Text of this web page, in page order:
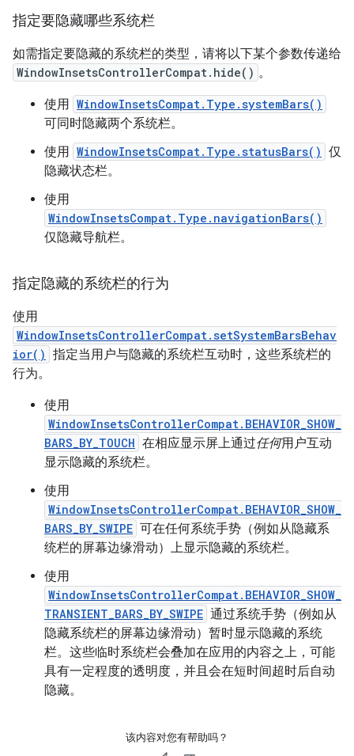
指定要隐藏哪些系统栏
如需指定要隐藏的系统栏的类型，请将以下某个参数传递给
WindowInsetsControllerCompat.hide() 。
使用 WindowInsetsCompat.Type.systemBars()
可同时隐藏两个系统栏。
使用 WindowInsetsCompat.Type.statusBars() 仅
隐藏状态栏。
使用
WindowInsetsCompat.Type.navigationBars()
仅隐藏导航栏。
指定隐藏的系统栏的行为
使用
WindowInsetsControllerCompat.setSystemBarsBehav
ior() 指定当用户与隐藏的系统栏互动时，这些系统栏的
行为。
使用
WindowInsetsControllerCompat.BEHAVIOR_SHOW_
BARS_BY_TOUCH 在相应显示屏上通过任何用户互动
显示隐藏的系统栏。
使用
WindowInsetsControllerCompat.BEHAVIOR_SHOW_
BARS_BY_SWIPE 可在任何系统手势（例如从隐藏系
统栏的屏幕边缘滑动）上显示隐藏的系统栏。
使用
WindowInsetsControllerCompat.BEHAVIOR_SHOW_
TRANSIENT_BARS_BY_SWIPE 通过系统手势（例如从
隐藏系统栏的屏幕边缘滑动）暂时显示隐藏的系统
栏。这些临时系统栏会叠加在应用的内容之上，可能
具有一定程度的透明度，并且会在短时间超时后自动
隐藏。
该内容对您有帮助吗？